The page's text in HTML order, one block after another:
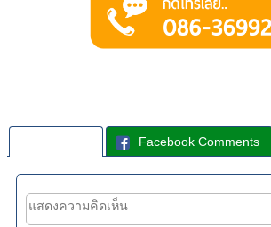
Facebook Comments